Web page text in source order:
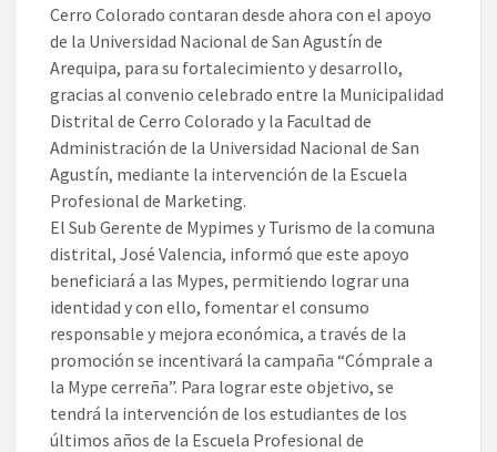
Cerro Colorado contaran desde ahora con el apoyo
de la Universidad Nacional de San Agustín de
Arequipa, para su fortalecimiento y desarrollo,
gracias al convenio celebrado entre la Municipalidad
Distrital de Cerro Colorado y la Facultad de
Administración de la Universidad Nacional de San
Agustín, mediante la intervención de la Escuela
Profesional de Marketing.
El Sub Gerente de Mypimes y Turismo de la comuna
distrital, José Valencia, informó que este apoyo
beneficiará a las Mypes, permitiendo lograr una
identidad y con ello, fomentar el consumo
responsable y mejora económica, a través de la
promoción se incentivará la campaña “Cómprale a
la Mype cerreña”. Para lograr este objetivo, se
tendrá la intervención de los estudiantes de los
últimos años de la Escuela Profesional de